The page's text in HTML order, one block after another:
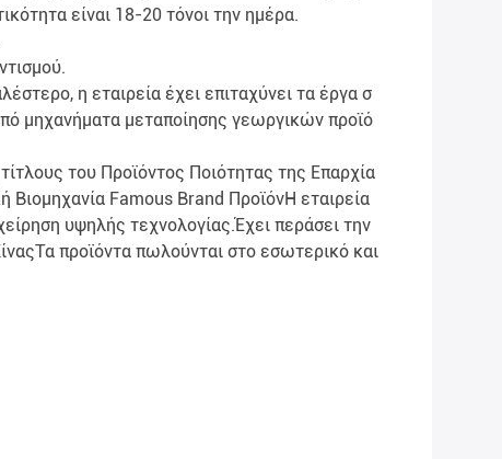
είναι 18-20 τόνοι την ημέρα.
η εταιρεία έχει επιταχύνει τα έργα σ
μηχανήματα μεταποίησης γεωργικών προϊό
του Προϊόντος Ποιότητας της Επαρχία
Βιομηχανία Famous Brand ΠροϊόνΗ εταιρεία
υψηλής τεχνολογίας.Έχει περάσει την
προϊόντα πωλούνται στο εσωτερικό και